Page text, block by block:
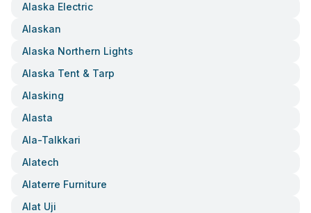
Alaska Electric
Alaskan
Alaska Northern Lights
Alaska Tent & Tarp
Alasking
Alasta
Ala-Talkkari
Alatech
Alaterre Furniture
Alat Uji